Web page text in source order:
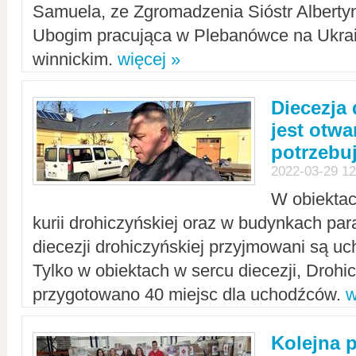
Samuela, ze Zgromadzenia Sióstr
Ubogim pracująca w Plebanówce na
winnickim. więcej »
Diecezja
jest
2022-03-29
W
kurii drohiczyńskiej oraz w budynkach
diecezji drohiczyńskiej przyjmowani są
Tylko w obiektach w sercu diecezji,
przygotowano 40 miejsc dla uchodźców.
Kolejna